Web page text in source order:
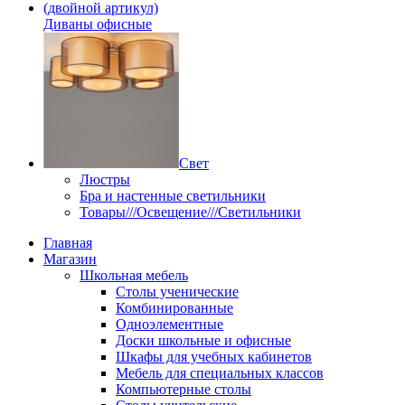
Диваны офисные
Свет
Люстры
Бра и настенные светильники
Товары///Освещение///Светильники
Главная
Магазин
Школьная мебель
Столы ученические
Комбинированные
Одноэлементные
Доски школьные и офисные
Шкафы для учебных кабинетов
Мебель для специальных классов
Компьютерные столы